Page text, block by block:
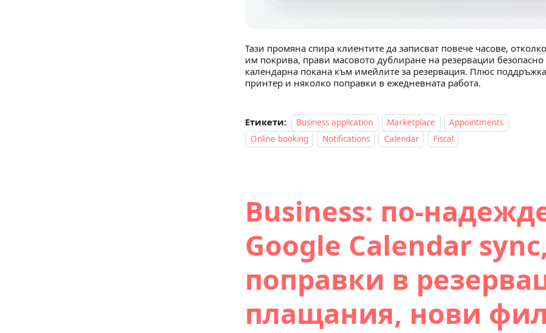
Тази промяна спира клиентите да записват повече часове,
им покрива, прави масовото дублиране на резервации
календарна покана към имейлите за резервация. Плюс
принтер и няколко поправки в ежедневната работа.
Етикети: Business application Marketplace
Appointments
Online booking
Notifications Calendar Fiscal
Business: по-
Google Calendar sync,
поправки в
плащания, нови